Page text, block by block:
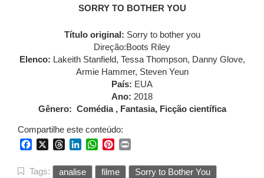
SORRY TO BOTHER YOU
Título original: Sorry to bother you
Direção:Boots Riley
Elenco: Lakeith Stanfield, Tessa Thompson, Danny Glove,
Armie Hammer, Steven Yeun
País: EUA
Ano: 2018
Gênero: Comédia , Fantasia, Ficção científica
Compartilhe este conteúdo:
FacebookThreadsLinkedInWhatsApp
Pinterest
Tags: analise filme Sorry to Bother You